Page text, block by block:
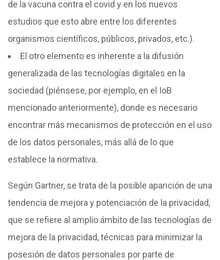
de la vacuna contra el covid y en los nuevos
estudios que esto abre entre los diferentes
organismos científicos, públicos, privados, etc.).
El otro elemento es inherente a la difusión
generalizada de las tecnologías digitales en la
sociedad (piénsese, por ejemplo, en el IoB
mencionado anteriormente), donde es necesario
encontrar más mecanismos de protección en el uso
de los datos personales, más allá de lo que
establece la normativa.
Según Gartner, se trata de la posible aparición de una
tendencia de mejora y potenciación de la privacidad,
que se refiere al amplio ámbito de las tecnologías de
mejora de la privacidad, técnicas para minimizar la
posesión de datos personales por parte de